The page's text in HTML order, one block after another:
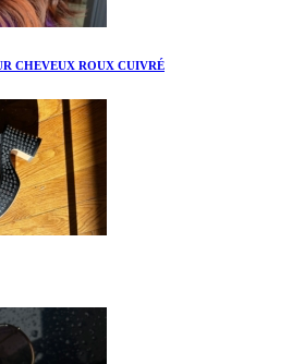
CHEVEUX ROUX CUIVRÉ